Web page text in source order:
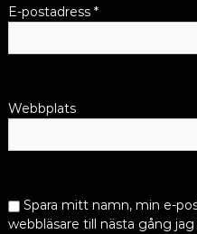
E-postadress *
Webbplats
Spara mitt namn, min e-
webbläsare till nästa gång